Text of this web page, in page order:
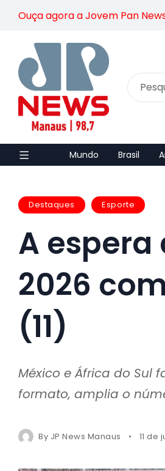
Ouça agora a Jovem Pan
Mundo Brasil
Destaques Esporte
A espera
2026
(11)
México e África do Sul
formato, amplia o
By JP News Manaus 11 de